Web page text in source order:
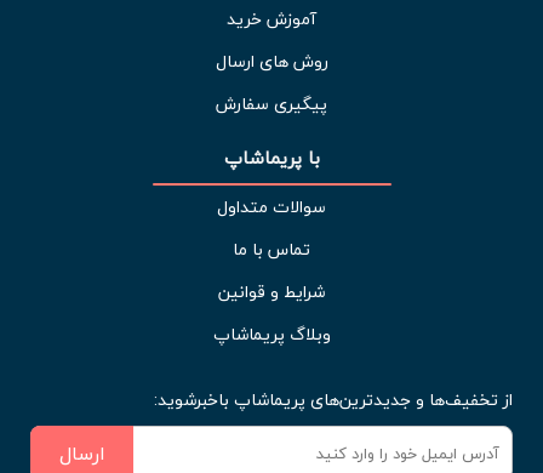
آموزش خرید
روش های ارسال
پیگیری سفارش
با پریماشاپ
سوالات متداول
تماس با ما
شرایط و قوانین
وبلاگ پریماشاپ
از تخفیف‌ها و جدیدترین‌های پریماشاپ باخبرشوید:
ارسال